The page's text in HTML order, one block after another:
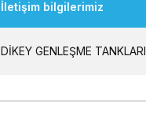
İletişim bilgilerimiz
DİKEY GENLEŞME TANKLARI